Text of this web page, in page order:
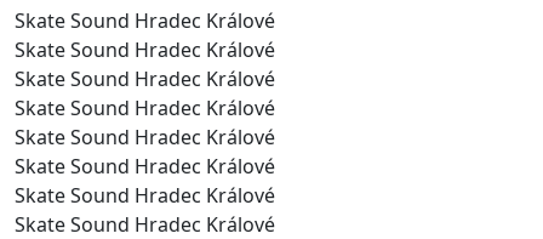
Skate Sound Hradec Králové
Skate Sound Hradec Králové
Skate Sound Hradec Králové
Skate Sound Hradec Králové
Skate Sound Hradec Králové
Skate Sound Hradec Králové
Skate Sound Hradec Králové
Skate Sound Hradec Králové